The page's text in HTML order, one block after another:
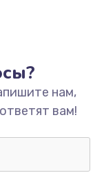
нам,
вам!